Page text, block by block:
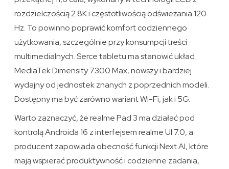
rozdzielczością 2.8K i częstotliwością odświeżania 120
Hz. To powinno poprawić komfort codziennego
użytkowania, szczególnie przy konsumpcji treści
multimedialnych. Serce tabletu ma stanowić układ
MediaTek Dimensity 7300 Max, nowszy i bardziej
wydajny od jednostek znanych z poprzednich modeli.
Dostępny ma być zarówno wariant Wi-Fi, jak i 5G.
Warto zaznaczyć, że realme Pad 3 ma działać pod
kontrolą Androida 16 z interfejsem realme UI 7.0, a
producent zapowiada obecność funkcji Next AI, które
mają wspierać produktywność i codzienne zadania,